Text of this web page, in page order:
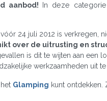
aanbod! In deze
24 juli 2012 is verkregen,
over de uitrusting en
is dit te wijten aan een
werkzaamheden uit
Glamping kunt ontdekken.